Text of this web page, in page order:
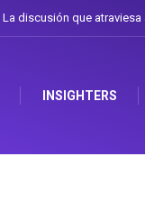
el arte de cambiarse el
INSIGHTERS